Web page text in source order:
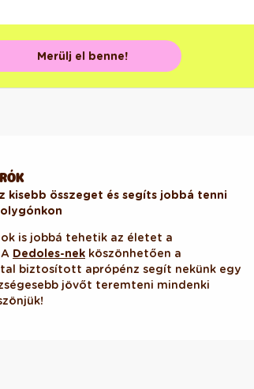
Merülj el benne!
kisebb összeget és segíts jobbá tenni
is jobbá tehetik az életet a
Dedoles-nek köszönhetően a
biztosított aprópénz segít nekünk egy
jövőt teremteni mindenki